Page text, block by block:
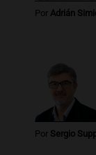
Audio.
Episodios
Por Adrián
Por Sergio